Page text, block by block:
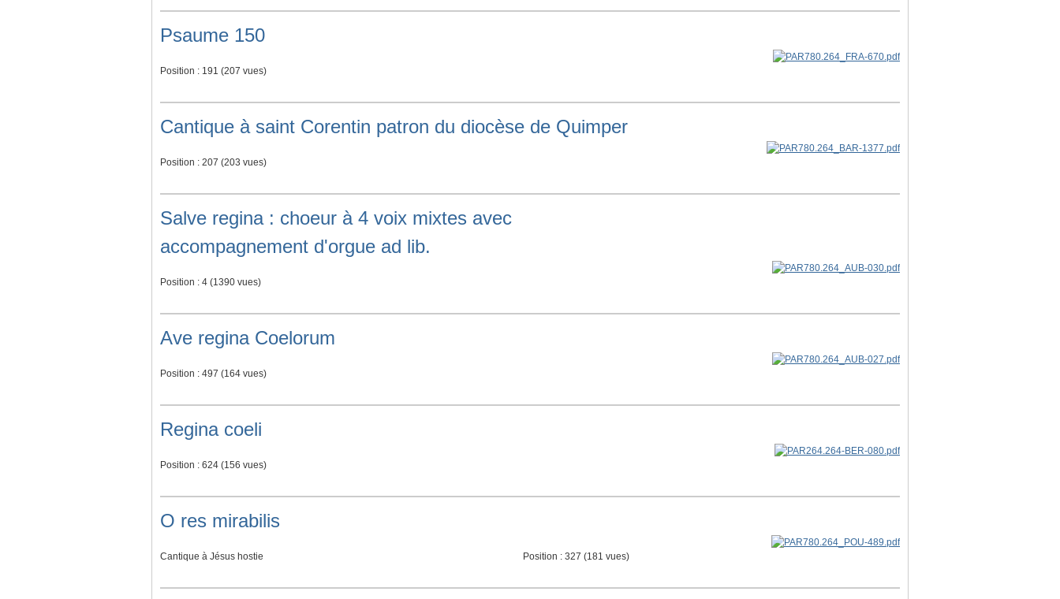
Psaume 150
Position : 191 (207 vues)
Cantique à saint Corentin patron du diocèse de Quimper
Position : 207 (203 vues)
Salve regina : choeur à 4 voix mixtes avec
accompagnement d'orgue ad lib.
Position : 4 (1390 vues)
Ave regina Coelorum
Position : 497 (164 vues)
Regina coeli
Position : 624 (156 vues)
O res mirabilis
Cantique à Jésus hostie Position : 327 (181 vues)